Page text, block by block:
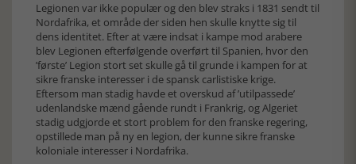
Legionen var ikke populær og den blev straks i 1831 sendt til
Nordafrika, et område der siden hen skulle knytte sig til
dens identitet. Efter at være indsat i kampe mod arabere
blev Legionen efterfølgende overført til Spanien, hvor den
’første’ Legion stort set skulle gå til grunde i kampen for at
sikre franske interesser i de spansk carlistiske krige.
Eftersom man stadig havde et overskud af ’utilpassede’
udenlandske mænd gående rundt i Frankrig, og Algeriet
stadig udgjorde et stort problem for den franske regering,
opstillede man på ny en legion, der kunne sikre franske
koloniale interesser i Nordafrika.